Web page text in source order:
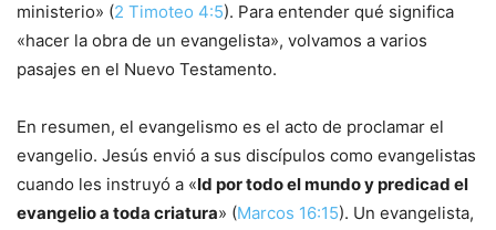
ministerio» (2 Timoteo 4:5). Para entender qué significa
«hacer la obra de un evangelista», volvamos a varios
pasajes en el Nuevo Testamento.
En resumen, el evangelismo es el acto de proclamar el
evangelio. Jesús envió a sus discípulos como evangelistas
cuando les instruyó a «Id por todo el mundo y predicad el
evangelio a toda criatura» (Marcos 16:15). Un evangelista,